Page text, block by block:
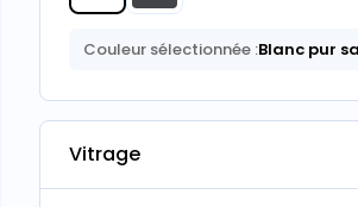
Couleur sélectionnée :Blanc pur
Vitrage